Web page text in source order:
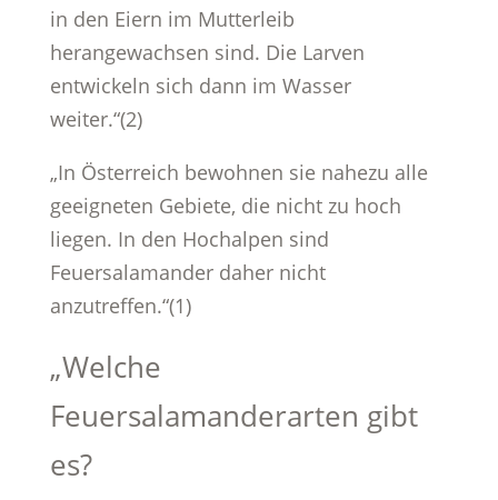
in den Eiern im Mutterleib
herangewachsen sind. Die Larven
entwickeln sich dann im Wasser
weiter.“(2)
„In Österreich bewohnen sie nahezu alle
geeigneten Gebiete, die nicht zu hoch
liegen. In den Hochalpen sind
Feuersalamander daher nicht
anzutreffen.“(1)
„Welche
Feuersalamanderarten gibt
es?